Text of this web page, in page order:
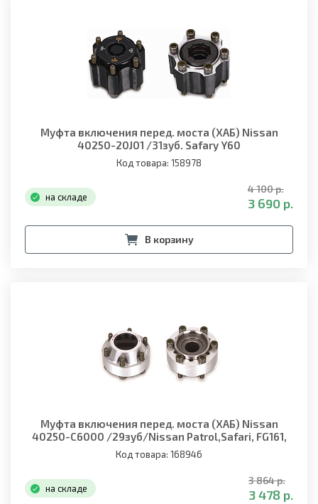
Муфта включения перед. моста (ХАБ) Nissan
40250-20J01 /31зуб. Safary Y60
Код товара: 158978
на складе
4 100 р.
3 690 р.
В корзину
Муфта включения перед. моста (ХАБ) Nissan
40250-C6000 /29зуб/Nissan Patrol,Safari, FG161,
Код товара: 168946
на складе
3 864 р.
3 478 р.